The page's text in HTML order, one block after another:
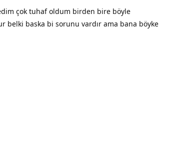
çok tuhaf oldum birden bire böyle
belki baska bi sorunu vardır ama bana böyke